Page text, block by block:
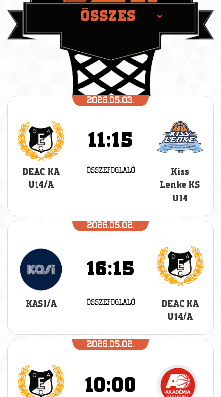
2026.05.03.
11:15
DEAC KA
U14/A
ÖSSZEFOGLALÓ
Kiss
Lenke KS
U14
2026.05.02.
16:15
KASI/A ÖSSZEFOGLALÓ
DEAC KA
U14/A
2026.05.02.
10:00